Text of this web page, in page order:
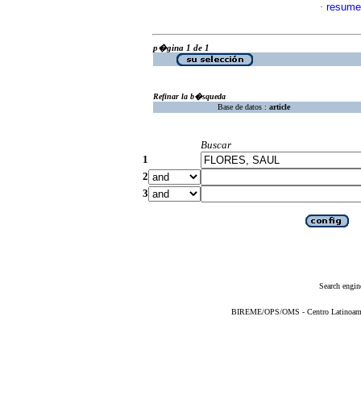
·
p�gina 1 de 1
Refinar la b�squeda
Base de datos : article
Buscar
1
2
3
Search
BIREME/OPS/OMS - Centro